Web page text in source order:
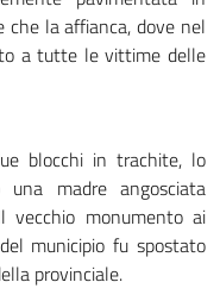
che la affianca, dove nel
a tutte le vittime delle
blocchi in trachite, lo
madre angosciata
vecchio monumento ai
municipio fu spostato
provinciale.